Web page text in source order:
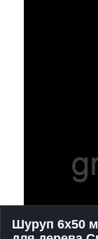
Шуруп 6х50